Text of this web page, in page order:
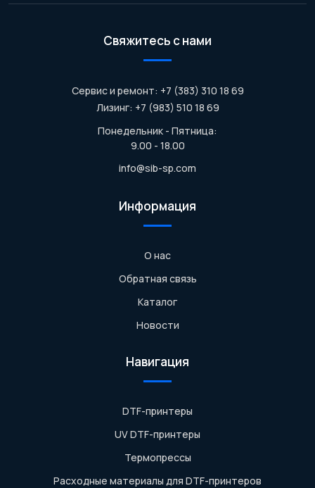
Свяжитесь с нами
Сервис и ремонт: +7 (383) 310 18 69
Лизинг: +7 (983) 510 18 69
Понедельник - Пятница:
9.00 - 18.00
info@sib-sp.com
Информация
О нас
Обратная связь
Каталог
Новости
Навигация
DTF-принтеры
UV DTF-принтеры
Термопрессы
Расходные материалы для DTF-принтеров